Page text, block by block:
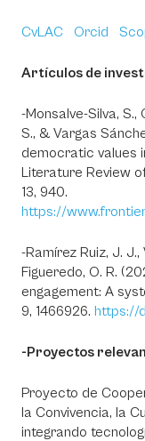
CvLAC Orcid
Artículos de
-Monsalve-Silva, S.,
S., & Vargas
democratic values
Literature Review
13, 940.
https://
-Ramírez Ruiz, J.
Figueredo, O. R.
engagement: A
9, 1466926. https://
-Proyectos
Proyecto de
la Convivencia, la
integrando